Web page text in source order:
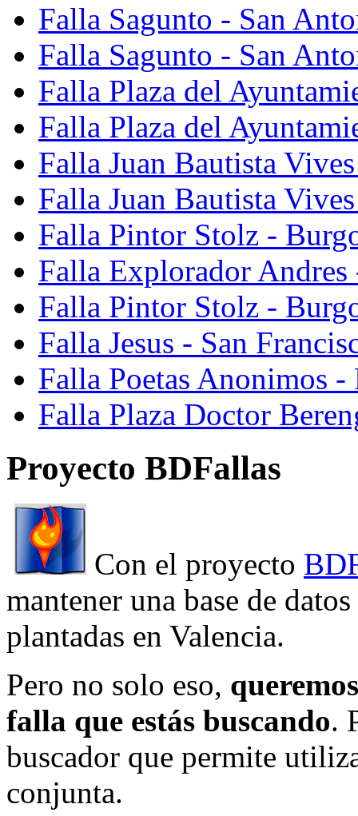
Falla Sagunto - San
Falla Sagunto - San
Falla Plaza del
Falla Plaza del
Falla Juan Bautista
Falla Juan Bautista
Falla Pintor Stolz -
Falla Explorador Andres
Falla Pintor Stolz -
Falla Jesus - San
Falla Poetas Anonimos
Falla Plaza Doctor
Proyecto BDFallas
Con el proyecto
mantener una base de
plantadas en Valencia.
Pero no solo eso,
falla que estás buscando.
buscador que permite
conjunta.